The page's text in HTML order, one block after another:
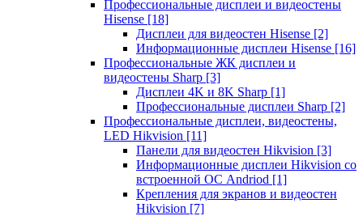
Профессиональные дисплеи и видеостены
Hisense [18]
Дисплеи для видеостен Hisense [2]
Информационные дисплеи Hisense [16]
Профессиональные ЖК дисплеи и
видеостены Sharp [3]
Дисплеи 4K и 8K Sharp [1]
Профессиональные дисплеи Sharp [2]
Профессиональные дисплеи, видеостены,
LED Hikvision [11]
Панели для видеостен Hikvision [3]
Информационные дисплеи Hikvision со
встроенной ОС Andriod [1]
Крепления для экранов и видеостен
Hikvision [7]